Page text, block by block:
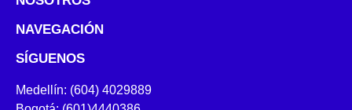
NAVEGACIÓN
SÍGUENOS
Medellín: (604) 4029889